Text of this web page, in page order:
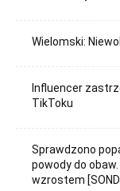
Wielomski:
Influencer
TikToku
Sprawdzono
powody do
wzrostem